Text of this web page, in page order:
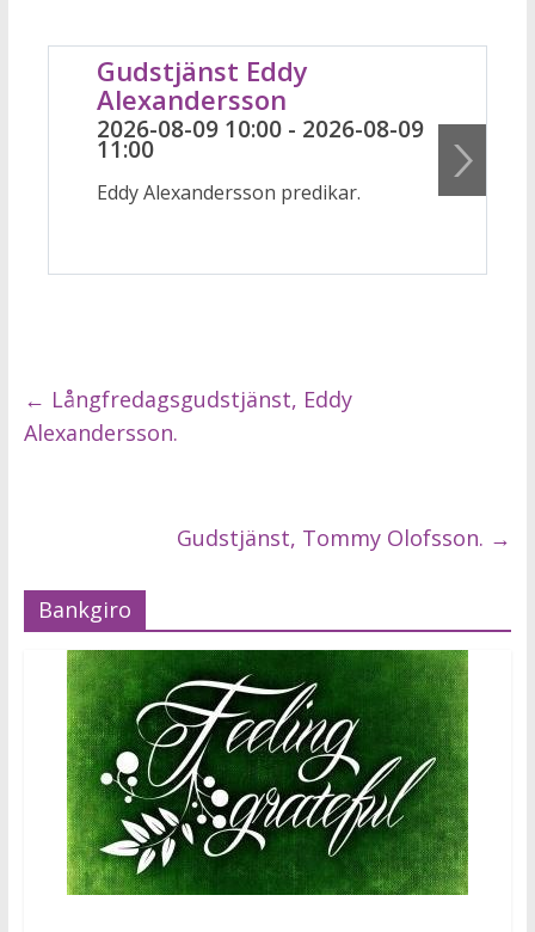
Gudstjänst Eddy
Alexandersson
2026-08-09 10:00 - 2026-08-09
11:00
Eddy Alexandersson predikar.
← Långfredagsgudstjänst, Eddy
Alexandersson.
Gudstjänst, Tommy Olofsson. →
Bankgiro